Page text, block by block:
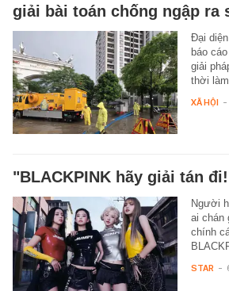
giải bài toán chống ngập ra
Đại
báo
giải
thời
XÃ HỘI -
"BLACKPINK hãy giải tán
Người
ai chán
chính
STAR -